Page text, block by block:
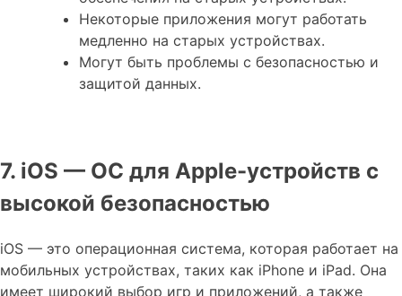
Некоторые приложения могут работать
медленно на старых устройствах.
Могут быть проблемы с безопасностью и
защитой данных.
7. iOS — ОС для Apple-устройств с
высокой безопасностью
iOS — это операционная система, которая работает на
мобильных устройствах, таких как iPhone и iPad. Она
имеет широкий выбор игр и приложений, а также